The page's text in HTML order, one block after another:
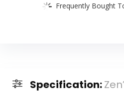
Frequently Bought
Specification: